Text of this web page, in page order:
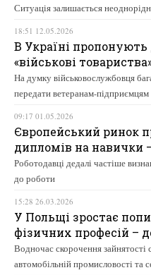
Ситуація залишається
18:51 12.05.2026
В Україні
«військові
На думку військовослужбовця
передати ветеранам-підприємцям
09:17 01.05.2026
Європейський ринок
дипломів на навички
Роботодавці дедалі частіше
до роботи
15:28 26.03.2026
У Польщі зростає
фізичних професій –
Водночас скорочення зайнятості
автомобільній промисловості та